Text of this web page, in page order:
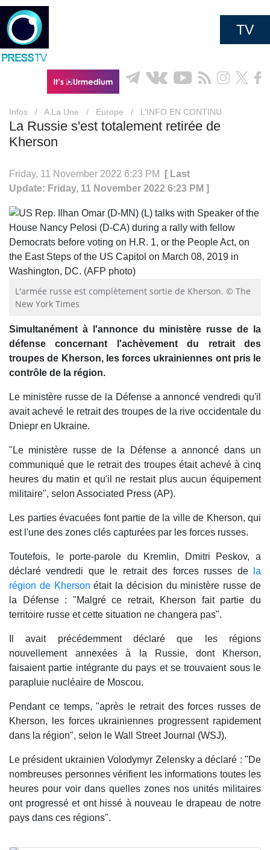
TV
Infos / A La Une / Europe / L’INFO EN CONTINU
La Russie s'est totalement retirée de
Kherson
Friday, 11 November 2022 6:23 PM
[ Last
Update: Friday, 11 November 2022 6:23 PM ]
L'armée russe est complètement sortie de Kherson. © The
New York Times
Simultanément à l'annonce du ministère russe de la
défense concernant l'achèvement du retrait des
troupes de Kherson, les forces ukrainiennes ont pris le
contrôle de la région.
Le ministère russe de la Défense a annoncé vendredi qu'il
avait achevé le retrait des troupes de la rive occidentale du
Dniepr en Ukraine.
"Le ministère russe de la Défense a annoncé dans un
communiqué que le retrait des troupes était achevé à cinq
heures du matin et qu'il ne restait plus aucun équipement
militaire", selon Associated Press (AP).
Les parties évacuées font partie de la ville de Kherson, qui
est l'une des zones clés capturées par les forces russes.
Toutefois, le porte-parole du Kremlin, Dmitri Peskov, a
déclaré vendredi que le retrait des forces russes de
la
région de Kherson était la décision du ministère russe de
la Défense : "Malgré ce retrait, Kherson fait partie du
territoire russe et cette situation ne changera pas".
Il avait précédemment déclaré que les régions
nouvellement annexées à la Russie, dont Kherson,
faisaient partie intégrante du pays et se trouvaient sous le
parapluie nucléaire de Moscou.
Pendant ce temps, "après le retrait des forces russes de
Kherson, les forces ukrainiennes progressent rapidement
dans la région", selon le Wall Street Journal (WSJ).
Le président ukrainien Volodymyr Zelensky a déclaré : "De
nombreuses personnes vérifient les informations toutes les
heures pour voir dans quelles zones nos unités militaires
ont progressé et ont hissé à nouveau le drapeau de notre
pays dans ces régions".